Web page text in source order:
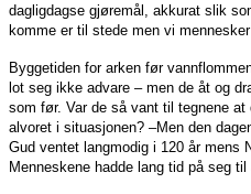
dagligdagse gjøremål, akkurat slik
komme er til stede men vi
Byggetiden for arken før
lot seg ikke advare – men de åt og
som før. Var de så vant til tegnene at
alvoret i situasjonen? –Men den
Gud ventet langmodig i 120 år mens
Menneskene hadde lang tid på seg